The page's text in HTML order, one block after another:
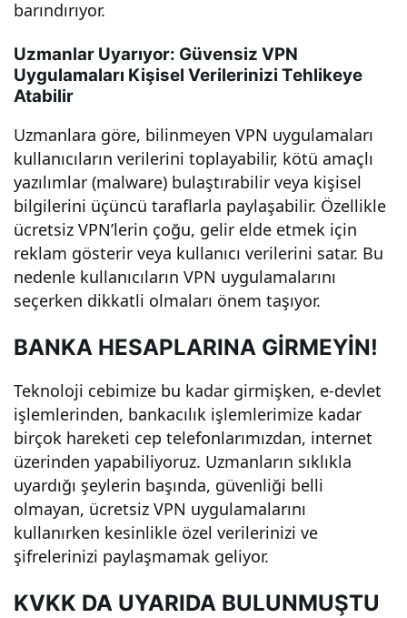
barındırıyor.
Uzmanlar Uyarıyor: Güvensiz VPN
Uygulamaları Kişisel Verilerinizi Tehlikeye
Atabilir
Uzmanlara göre, bilinmeyen VPN uygulamaları
kullanıcıların verilerini toplayabilir, kötü amaçlı
yazılımlar (malware) bulaştırabilir veya kişisel
bilgilerini üçüncü taraflarla paylaşabilir. Özellikle
ücretsiz VPN’lerin çoğu, gelir elde etmek için
reklam gösterir veya kullanıcı verilerini satar. Bu
nedenle kullanıcıların VPN uygulamalarını
seçerken dikkatli olmaları önem taşıyor.
BANKA HESAPLARINA GİRMEYİN!
Teknoloji cebimize bu kadar girmişken, e-devlet
işlemlerinden, bankacılık işlemlerimize kadar
birçok hareketi cep telefonlarımızdan, internet
üzerinden yapabiliyoruz. Uzmanların sıklıkla
uyardığı şeylerin başında, güvenliği belli
olmayan, ücretsiz VPN uygulamalarını
kullanırken kesinlikle özel verilerinizi ve
şifrelerinizi paylaşmamak geliyor.
KVKK DA UYARIDA BULUNMUŞTU
mi:
Ger
çekl
er
ve
Çöz
üml
er